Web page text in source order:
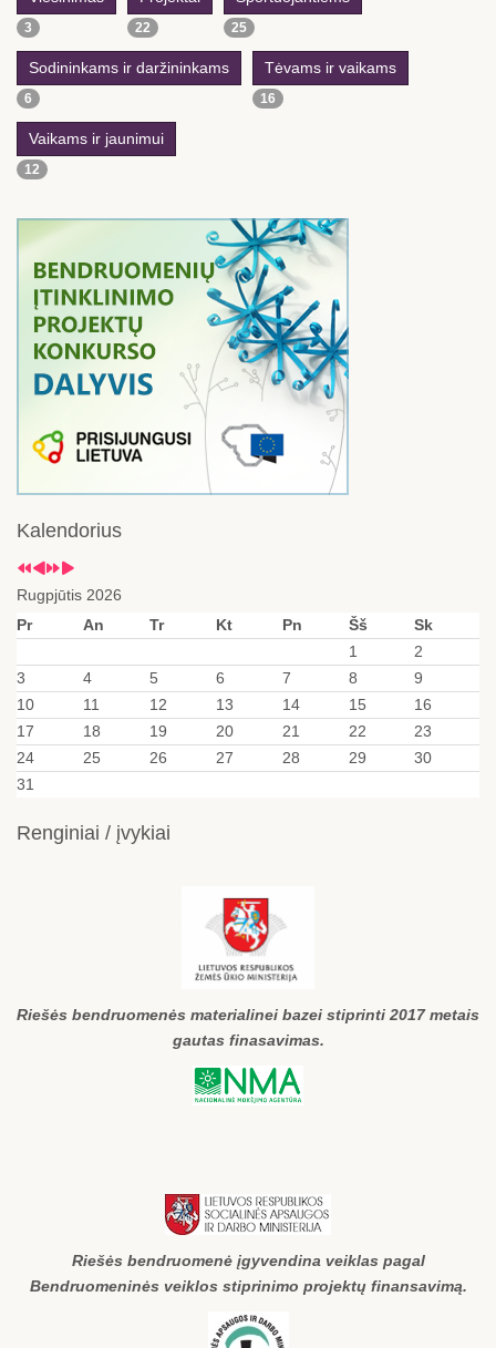
3 22 25
Sodininkams ir daržininkams
6
Tėvams ir vaikams
16
Vaikams ir jaunimui
12
Kalendorius
Rugpjūtis 2026
Pr
An Tr Kt Pn Šš
Sk
1
2
3
4 5 6 7 8
9
10
11 12 13 14 15
16
17
18 19 20 21 22
23
24
25 26 27 28 29
30
31
Renginiai / įvykiai
Riešės bendruomenės materialinei bazei stiprinti 2017 metais
gautas finasavimas.
Riešės bendruomenė įgyvendina veiklas pagal
Bendruomeninės veiklos stiprinimo projektų finansavimą.